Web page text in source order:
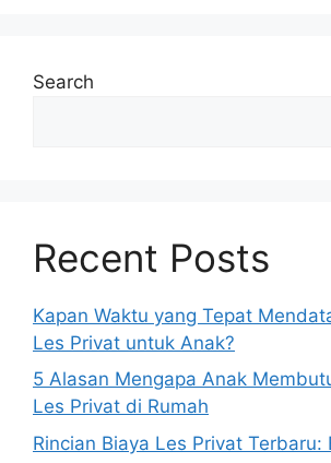
Search
Recent Posts
Kapan Waktu yang Tepat
Les Privat untuk Anak?
5 Alasan Mengapa Anak
Les Privat di Rumah
Rincian Biaya Les Privat Terbaru: